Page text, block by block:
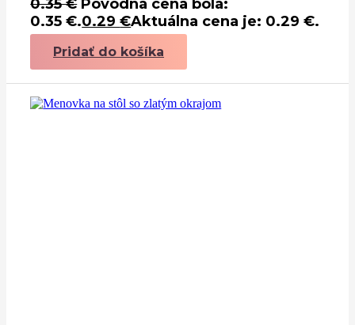
0.35€ Pôvodná cena bola:
0.35 €.0.29€Aktuálna cena je: 0.29 €.
Pridať do košíka